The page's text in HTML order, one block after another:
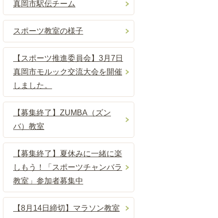
真岡市駅伝チーム
スポーツ教室の様子
【スポーツ推進委員会】3月7日
真岡市モルック交流大会を開催
しました。
【募集終了】ZUMBA（ズン
バ）教室
【募集終了】夏休みに一緒に楽
しもう！「スポーツチャンバラ
教室」参加者募集中
【8月14日締切】マラソン教室